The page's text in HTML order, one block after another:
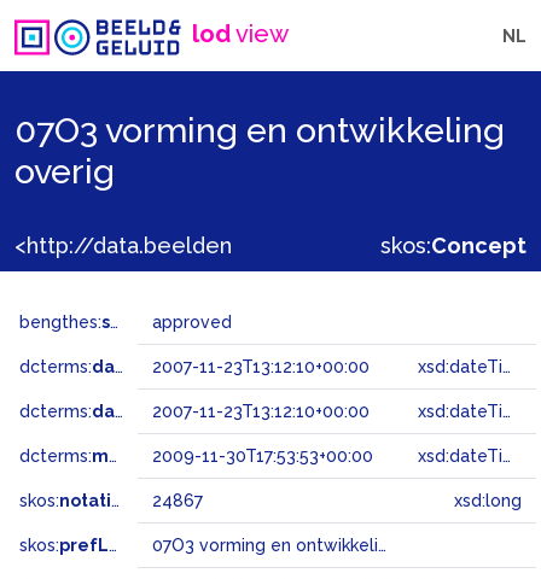
lodview NL
07O3 vorming en ontwikkeling
overig
skos:Concept
bengthes:status approved
dcterms:dateAccepted 2007-11-23T13:12:10+00:00 xsd:dateTime
dcterms:dateSubmitted 2007-11-23T13:12:10+00:00 xsd:dateTime
dcterms:modified 2009-11-30T17:53:53+00:00 xsd:dateTime
skos:notation 24867 xsd:long
skos:prefLabel 07O3 vorming en ontwikkeling overig